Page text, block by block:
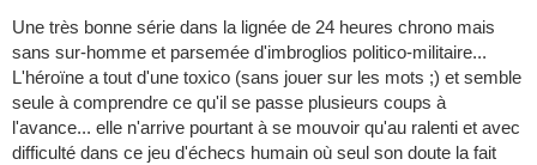
Une très bonne série dans la lignée de 24 heures chrono mais
sans sur-homme et parsemée d'imbroglios politico-militaire...
L'héroïne a tout d'une toxico (sans jouer sur les mots ;) et semble
seule à comprendre ce qu'il se passe plusieurs coups à
l'avance... elle n'arrive pourtant à se mouvoir qu'au ralenti et avec
difficulté dans ce jeu d'échecs humain où seul son doute la fait